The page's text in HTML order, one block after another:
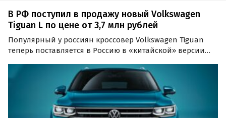
В РФ поступил в продажу новый Volkswagen
Tiguan L по цене от 3,7 млн рублей
Популярный у россиян кроссовер Volkswagen Tiguan
теперь поставляется в Россию в «китайской» версии
вариант, а цены на него на одном из классифайдов
сейчас начинаются от 3 687 756 рублей, пишут…